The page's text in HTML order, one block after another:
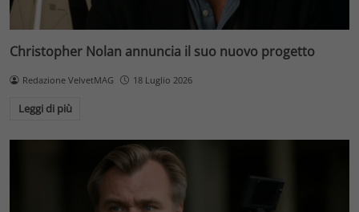
Christopher Nolan annuncia il suo nuovo progetto
Redazione VelvetMAG 18 Luglio 2026
Leggi di più